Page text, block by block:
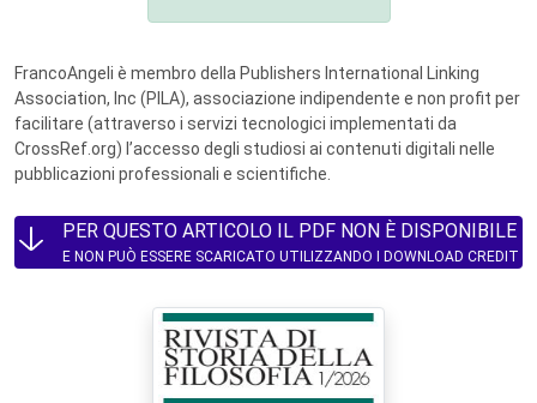
FrancoAngeli è membro della Publishers International Linking
Association, Inc (PILA), associazione indipendente e non profit per
facilitare (attraverso i servizi tecnologici implementati da
CrossRef.org) l’accesso degli studiosi ai contenuti digitali nelle
pubblicazioni professionali e scientifiche.
PER QUESTO ARTICOLO IL PDF NON È DISPONIBILE
E NON PUÒ ESSERE SCARICATO UTILIZZANDO I DOWNLOAD CREDIT